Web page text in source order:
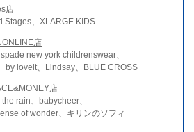
店
Stages、XLARGE KIDS
ONLINE店
new york childrenswear、
by loveit、Lindsay、BLUE CROSS
店
rain、babycheer、
of wonder、キリンのソフィ